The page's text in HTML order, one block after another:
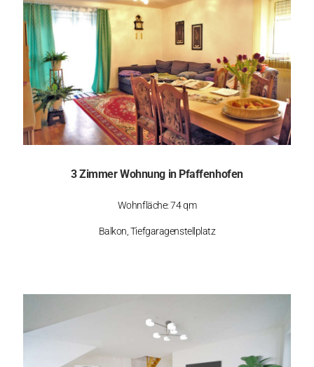
3 Zimmer Wohnung in Pfaffenhofen
Wohnfläche: 74 qm
Balkon, Tiefgaragenstellplatz